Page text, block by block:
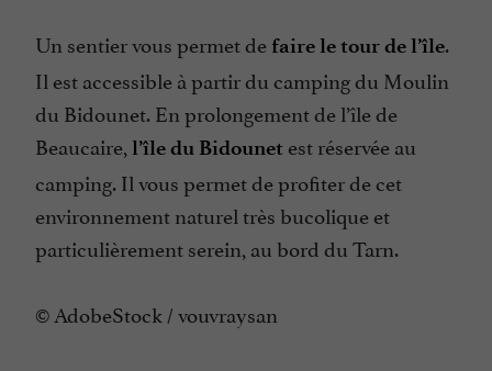
Un sentier vous permet de faire le tour de l’île.
Il est accessible à partir du camping du Moulin
du Bidounet. En prolongement de l’île de
Beaucaire, l’île du Bidounet est réservée au
camping. Il vous permet de profiter de cet
environnement naturel très bucolique et
particulièrement serein, au bord du Tarn.
© AdobeStock / vouvraysan